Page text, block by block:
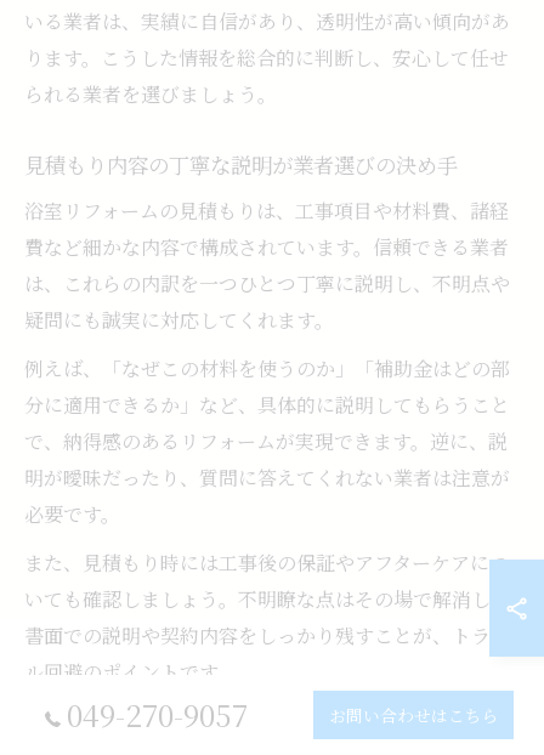
いる業者は、実績に自信があり、透明性が高い傾向があ
ります。こうした情報を総合的に判断し、安心して任せ
られる業者を選びましょう。
見積もり内容の丁寧な説明が業者選びの決め手
浴室リフォームの見積もりは、工事項目や材料費、諸経
費など細かな内容で構成されています。信頼できる業者
は、これらの内訳を一つひとつ丁寧に説明し、不明点や
疑問にも誠実に対応してくれます。
例えば、「なぜこの材料を使うのか」「補助金はどの部
分に適用できるか」など、具体的に説明してもらうこと
で、納得感のあるリフォームが実現できます。逆に、説
明が曖昧だったり、質問に答えてくれない業者は注意が
必要です。
また、見積もり時には工事後の保証やアフターケアにつ
いても確認しましょう。不明瞭な点はその場で解消し、
書面での説明や契約内容をしっかり残すことが、トラブ
ル回避のポイントです。
浴室リフォーム費用とサービス内容を徹底比較
049-270-9057 お問い合わせはこちら